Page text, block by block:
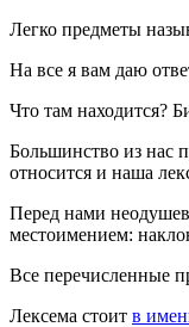
Легко предметы
На все я вам даю
Что там находится?
Большинство из нас
относится и наша
Перед нами
местоимением:
Все перечисленные
Лексема стоит в